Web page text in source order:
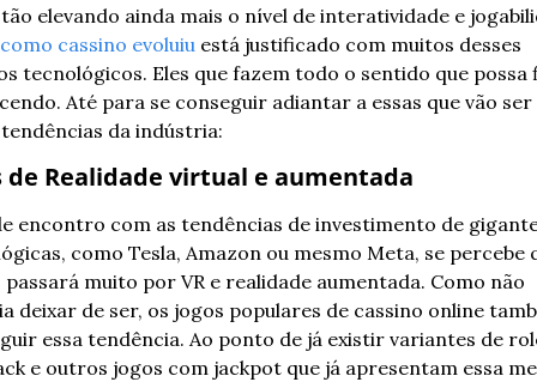
elevando ainda mais o nível de interatividade e
como cassino evoluiu está justificado com muitos desses
tecnológicos. Eles que fazem todo o sentido que possa
Até para se conseguir adiantar a essas que vão ser
da indústria:
de Realidade virtual e aumentada
encontro com as tendências de investimento de
como Tesla, Amazon ou mesmo Meta, se percebe
muito por VR e realidade aumentada. Como não
deixar de ser, os jogos populares de cassino online
essa tendência. Ao ponto de já existir variantes de
e outros jogos com jackpot que já apresentam essa